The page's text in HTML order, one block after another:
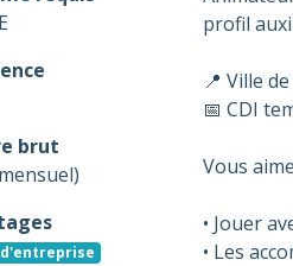
brut
profil
📍 Ville
📅 CDI
Vous
• Jouer
• Les